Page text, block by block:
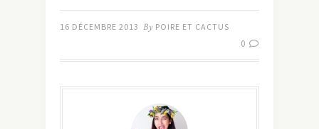
16 DÉCEMBRE 2013 By POIRE ET CACTUS
0